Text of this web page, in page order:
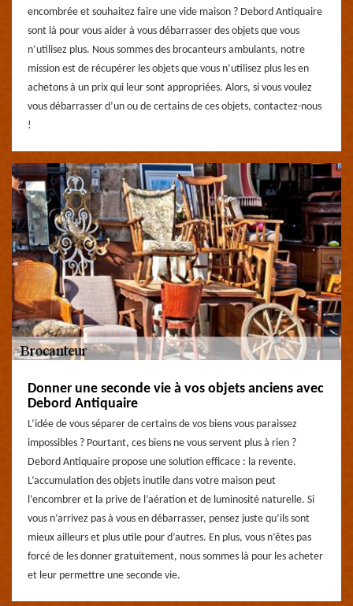
encombrée et souhaitez faire une vide maison ? Debord Antiquaire
sont là pour vous aider à vous débarrasser des objets que vous
n’utilisez plus. Nous sommes des brocanteurs ambulants, notre
mission est de récupérer les objets que vous n’utilisez plus les en
achetons à un prix qui leur sont appropriées. Alors, si vous voulez
vous débarrasser d’un ou de certains de ces objets, contactez-nous
!
Donner une seconde vie à vos objets anciens avec
Debord Antiquaire
L’idée de vous séparer de certains de vos biens vous paraissez
impossibles ? Pourtant, ces biens ne vous servent plus à rien ?
Debord Antiquaire propose une solution efficace : la revente.
L’accumulation des objets inutile dans votre maison peut
l’encombrer et la prive de l’aération et de luminosité naturelle. Si
vous n’arrivez pas à vous en débarrasser, pensez juste qu’ils sont
mieux ailleurs et plus utile pour d’autres. En plus, vous n’êtes pas
forcé de les donner gratuitement, nous sommes là pour les acheter
et leur permettre une seconde vie.